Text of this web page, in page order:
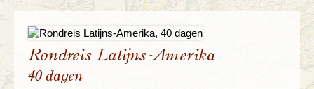
Rondreis Latijns-Amerika
40 dagen